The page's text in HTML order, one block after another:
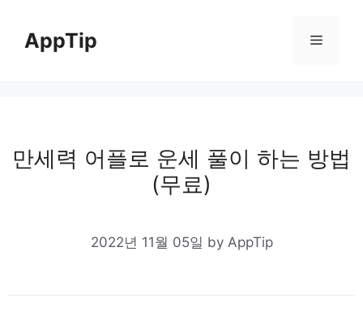
contentAppTip Menu
만세력 어플로 운세 풀이 하는 방법
(무료)
2022년 11월 05일 by AppTip